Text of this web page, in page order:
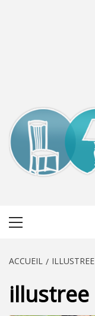
ACCUEIL ILLUSTREE
illustree